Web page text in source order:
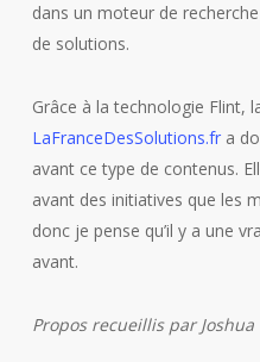
dans un moteur de
de solutions.
Grâce à la technologie Flint,
LaFranceDesSolutions.fr a
avant ce type de contenus.
avant des initiatives que les
donc je pense qu’il y a une
avant.
Propos recueillis par Joshua